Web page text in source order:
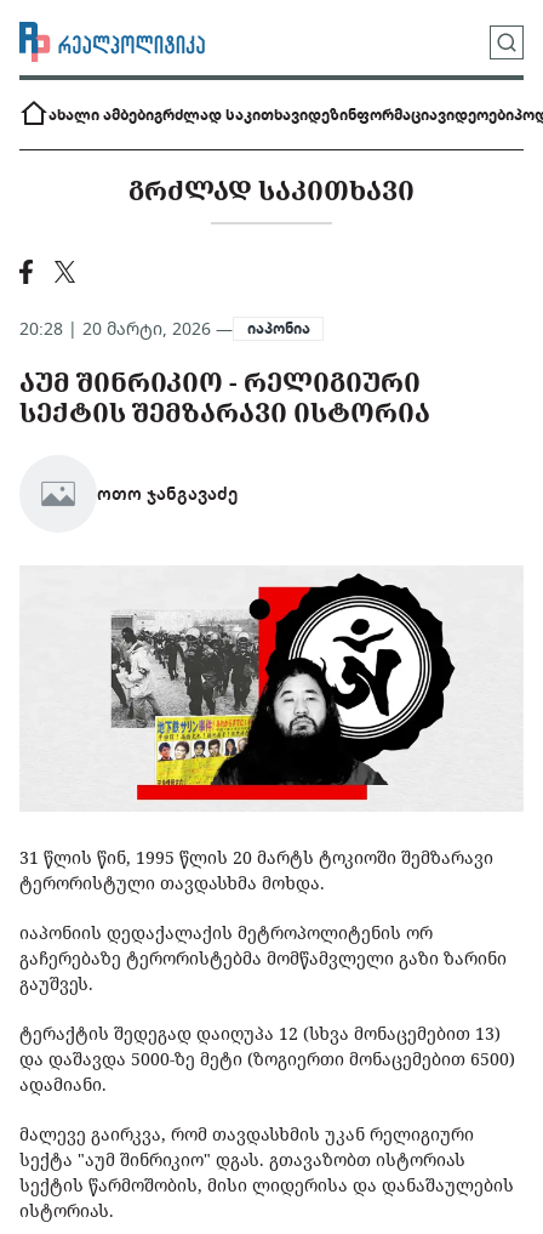
ახალი ამბებიგრძლად საკითხავიდეზინფორმაციავიდეოები
ᲒᲠᲫᲚᲐᲓ ᲡᲐᲙᲘᲗᲮᲐᲕᲘ
20:28 | 20 მარტი, 2026 — იაპონია
ᲐᲣᲛ ᲨᲘᲜᲠᲘᲙᲘᲝ - ᲠᲔᲚᲘᲒᲘᲣᲠᲘ
ᲡᲔᲥᲢᲘᲡ ᲨᲔᲛᲖᲐᲠᲐᲕᲘ ᲘᲡᲢᲝᲠᲘᲐ
ოთო ჯანგავაძე
31 წლის წინ, 1995 წლის 20 მარტს ტოკიოში შემზარავი
ტერორისტული თავდასხმა მოხდა.
იაპონიის დედაქალაქის მეტროპოლიტენის ორ
გაჩერებაზე ტერორისტებმა მომწამვლელი გაზი ზარინი
გაუშვეს.
ტერაქტის შედეგად დაიღუპა 12 (სხვა მონაცემებით 13)
და დაშავდა 5000-ზე მეტი (ზოგიერთი მონაცემებით 6500)
ადამიანი.
მალევე გაირკვა, რომ თავდასხმის უკან რელიგიური
სექტა "აუმ შინრიკიო" დგას. გთავაზობთ ისტორიას
სექტის წარმოშობის, მისი ლიდერისა და დანაშაულების
ისტორიას.